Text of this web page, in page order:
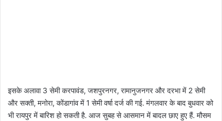
इसके अलावा 3 सेमी करपावंड, जशपुरनगर, रामानुजनगर और दरभा में 2 सेमी
और सक्ती, मनोरा, कोंडागांव में 1 सेमी वर्षा दर्ज की गई. मंगलवार के बाद बुधवार को
भी रायपुर में बारिश हो सकती है. आज सुबह से आसमान में बादल छाए हुए हैं. मौसम